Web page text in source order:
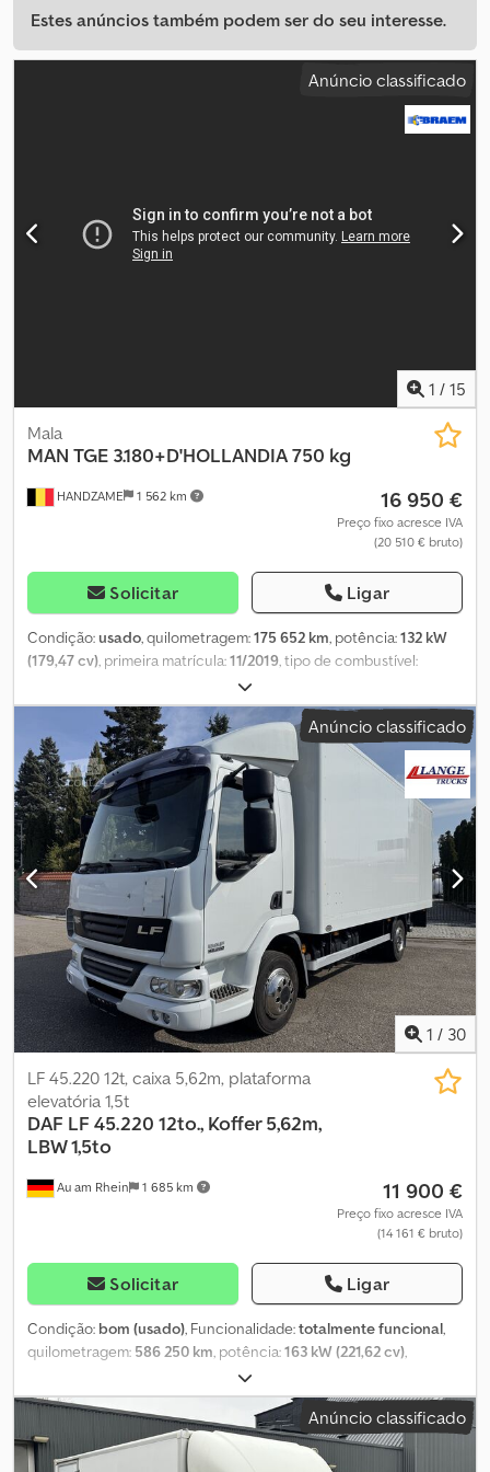
Estes anúncios também podem ser do seu interesse.
Anúncio classificado
1 / 15
HANDZAME 1 562 km
Mala
MAN TGE 3.180+D'HOLLANDIA 750 kg
16 950 €
Preço fixo acresce IVA
(20 510 € bruto)
Solicitar Ligar
Condição:usado, quilometragem:175 652 km, potência:132 kW
(179,47 cv) , primeira matrícula:11/2019 , tipo de combustível:
235/65/16c
distância entre eixos:4 500 mm, combustível:diesel, Emissões de
161 g/km, cor:branco, tipo de engrenagem:mecânico,
número de velocidades:6, classe de emissão: Euro 6
, suspensão:
aço, comprimento do espaço de carga:4 300 mm
, largura do
espaço de carga:
2 130 mm, altura do espaço de carga: 2 230 mm,
Ano de fabrico:2019 , Equipamento:
ar condicionado, plataforma
elevatória traseira, regulação eléctrica dos vidros, sistema de
navegação, spoiler, Informações técnicas Número de cilindros: 4
Cilindrada do motor: 1.968 cc Tamanho dos pneus: 235/65/16c
Suspensão: de feixe de molas Tração: por roda Dedpfxev D Ng As
Acyjck Pesos Peso em vazio: 2.874 kg Carga útil: 626 kg Peso
bruto: 3.500 kg Funcional Plataforma elevatória: D HOLLANDIA,
tampa traseira Marca da carroçaria: ALUVAN = Outras opções e
acessórios = - Spoiler de teto
Anúncio classificado
1 / 30
Au am Rhein 1 685 km
LF 45.220 12t, caixa 5,62m, plataforma
elevatória 1,5t
DAF LF 45.220 12to., Koffer 5,62m,
LBW 1,5to
11 900 €
Preço fixo acresce IVA
(14 161 € bruto)
Solicitar Ligar
Condição: bom (usado), Funcionalidade:totalmente funcional,
quilometragem: 586 250 km, potência:163 kW (221,62 cv),
, tipo de combustível:
total:11 990 kg, configuração de eixo:4x2, combustível:diesel,
travão de motor, cor:branco, tipo de engrenagem:
mecânico
, classe de emissão: Euro 5, suspensão:aço-ar,
comprimento do espaço de carga:
5 620 mm, largura do espaço
Anúncio classificado